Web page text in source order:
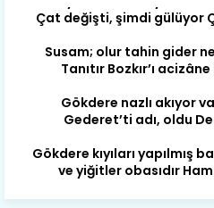
Çat değişti, şimdi gülüyor
Susam; olur tahin gider
Tanıtır Bozkır’ı
Gökdere nazlı akıyor
Gederet’ti adı, oldu
Gökdere kıyıları yapılmış
ve yiğitler obasıdır
Harmanı,elması ve